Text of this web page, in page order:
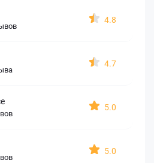
4.8
4.7
5.0
5.0